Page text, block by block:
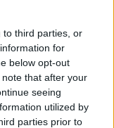
to third parties, or
for
below opt-out
that after your
seeing
utilized by
parties prior to
la decisione di